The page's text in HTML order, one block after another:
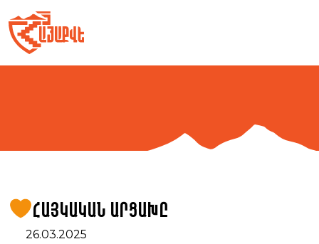
to
content
Հայկական Արցախը
26.03.2025